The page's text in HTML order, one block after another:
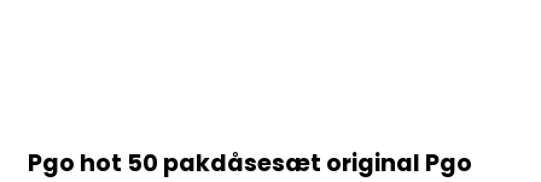
Pgo hot 50 pakdåsesæt original Pgo